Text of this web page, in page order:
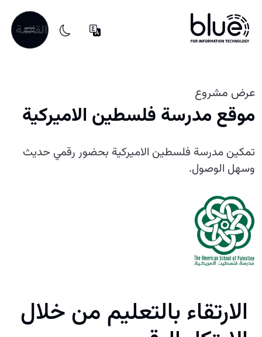
القائمة
عرض مشروع
موقع مدرسة فلسطين الاميركية
تمكين مدرسة فلسطين الاميركية بحضور رقمي حديث
وسهل الوصول.
الارتقاء بالتعليم من خلال